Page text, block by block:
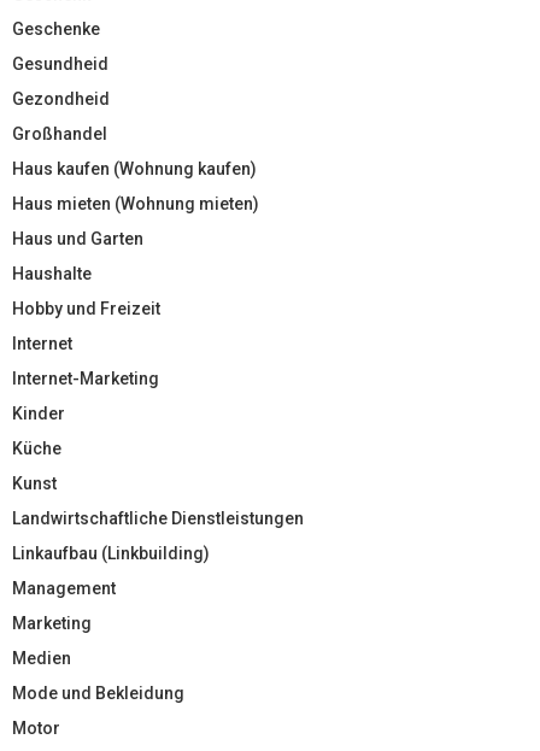
Geschenke
Gesundheid
Gezondheid
Großhandel
Haus kaufen (Wohnung kaufen)
Haus mieten (Wohnung mieten)
Haus und Garten
Haushalte
Hobby und Freizeit
Internet
Internet-Marketing
Kinder
Küche
Kunst
Landwirtschaftliche Dienstleistungen
Linkaufbau (Linkbuilding)
Management
Marketing
Medien
Mode und Bekleidung
Motor